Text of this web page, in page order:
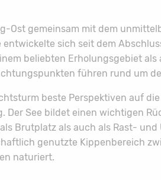
Ost gemeinsam mit dem
entwickelte sich seit dem
beliebten Erholungsgebiet als
führen rund um
beste Perspektiven auf
Der See bildet einen wichtigen
Brutplatz als auch als Rast-
genutzte Kippenbereich
naturiert.